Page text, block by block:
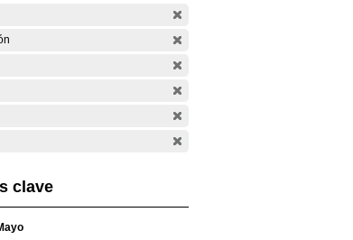
clave